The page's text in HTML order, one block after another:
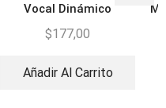
Vocal Dinámico
$177,00
Añadir Al Carrito